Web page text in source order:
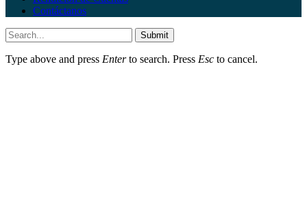
Contáctanos
Submit
Type above and press Enterto search. Press Esc to cancel.